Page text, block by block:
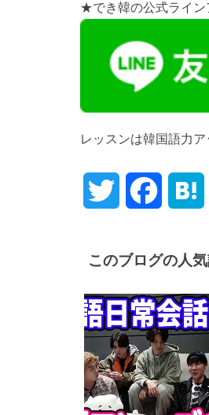
★でき韓の公式ライン
レッスンは韓国語力
Twitter
このブログの人